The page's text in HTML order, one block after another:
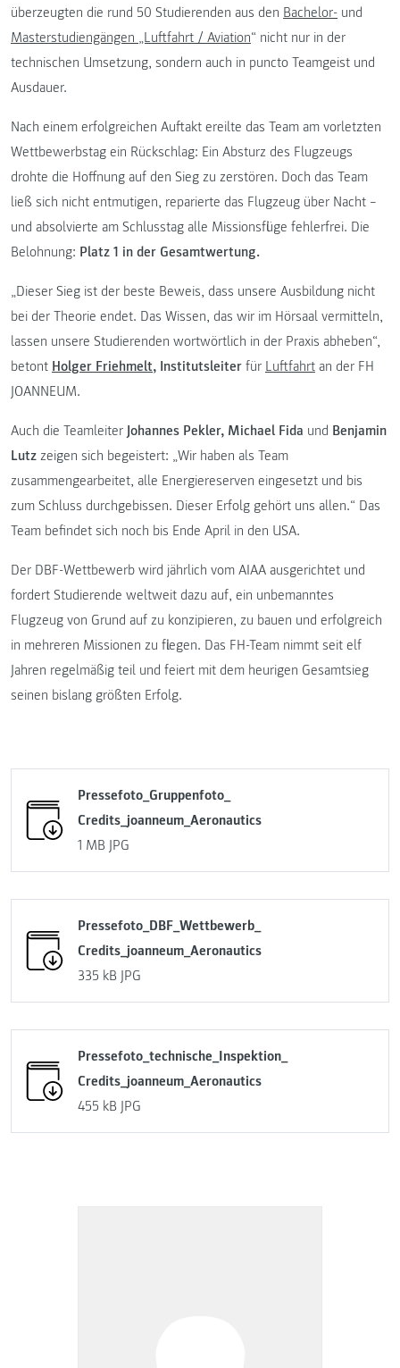
überzeugten die rund 50 Studierenden aus den Bachelor- und
Masterstudiengängen „Luftfahrt / Aviation“ nicht nur in der
technischen Umsetzung, sondern auch in puncto Teamgeist und
Ausdauer.
Nach einem erfolgreichen Auftakt ereilte das Team am vorletzten
Wettbewerbstag ein Rückschlag: Ein Absturz des Flugzeugs
drohte die Hoffnung auf den Sieg zu zerstören. Doch das Team
ließ sich nicht entmutigen, reparierte das Flugzeug über Nacht –
und absolvierte am Schlusstag alle Missionsflüge fehlerfrei. Die
Belohnung: Platz 1 in der Gesamtwertung.
„Dieser Sieg ist der beste Beweis, dass unsere Ausbildung nicht
bei der Theorie endet. Das Wissen, das wir im Hörsaal vermitteln,
lassen unsere Studierenden wortwörtlich in der Praxis abheben“,
betont Holger Friehmelt, Institutsleiter für Luftfahrt an der FH
JOANNEUM.
Auch die Teamleiter Johannes Pekler, Michael Fida und Benjamin
Lutz zeigen sich begeistert: „Wir haben als Team
zusammengearbeitet, alle Energiereserven eingesetzt und bis
zum Schluss durchgebissen. Dieser Erfolg gehört uns allen.“ Das
Team befindet sich noch bis Ende April in den USA.
Der DBF-Wettbewerb wird jährlich vom AIAA ausgerichtet und
fordert Studierende weltweit dazu auf, ein unbemanntes
Flugzeug von Grund auf zu konzipieren, zu bauen und erfolgreich
in mehreren Missionen zu fliegen. Das FH-Team nimmt seit elf
Jahren regelmäßig teil und feiert mit dem heurigen Gesamtsieg
seinen bislang größten Erfolg.
Pressefoto_Gruppenfoto_
Credits_joanneum_Aeronautics
1 MB JPG
Pressefoto_DBF_Wettbewerb_
Credits_joanneum_Aeronautics
335 kB JPG
Pressefoto_technische_Inspektion_
Credits_joanneum_Aeronautics
455 kB JPG